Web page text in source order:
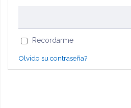
Recordarme
Olvido su contraseña?